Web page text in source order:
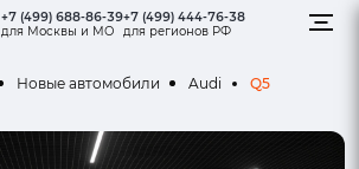
+7 (499) 688-86-39
для Москвы и МО
+7 (499) 444-76-38
для регионов РФ
Новые автомобили Audi Q5